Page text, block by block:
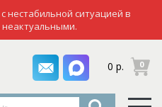
нестабильной ситуацией в
0 р. 0